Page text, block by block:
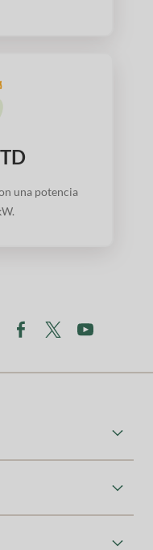
una potencia